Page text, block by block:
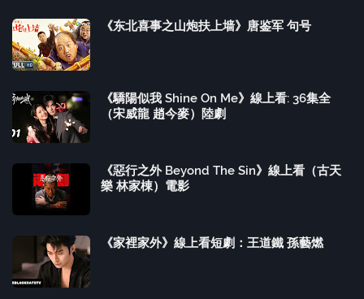
《东北喜事之山炮扶上墙》唐鉴军 句号
《驕陽似我 Shine On Me》線上看: 36集全
（宋威龍 趙今麥）陸劇
《惡行之外 Beyond The Sin》線上看（古天
樂 林家棟）電影
《家裡家外》線上看短劇：王道鐵 孫藝燃